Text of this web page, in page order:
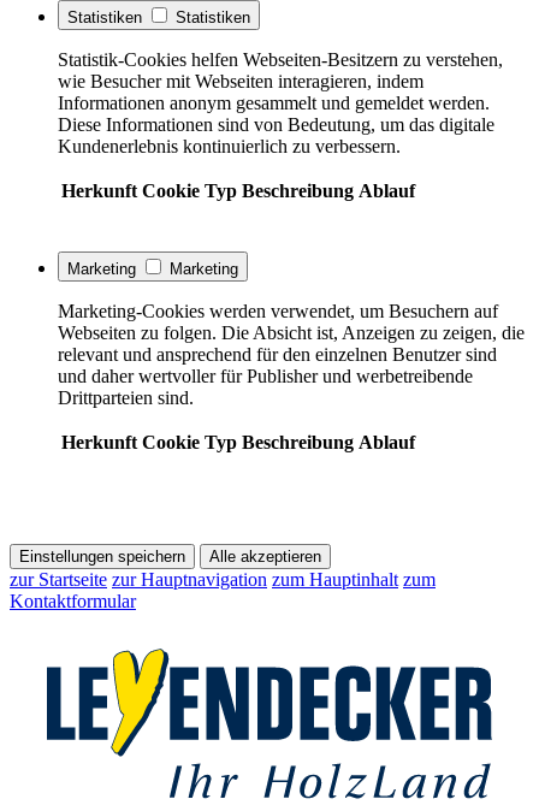
Statistiken Statistiken
Statistik-Cookies helfen Webseiten-Besitzern zu verstehen,
wie Besucher mit Webseiten interagieren, indem
Informationen anonym gesammelt und gemeldet werden.
Diese Informationen sind von Bedeutung, um das digitale
Kundenerlebnis kontinuierlich zu verbessern.
Herkunft Cookie Typ Beschreibung Ablauf
Marketing Marketing
Marketing-Cookies werden verwendet, um Besuchern auf
Webseiten zu folgen. Die Absicht ist, Anzeigen zu zeigen, die
relevant und ansprechend für den einzelnen Benutzer sind
und daher wertvoller für Publisher und werbetreibende
Drittparteien sind.
Herkunft Cookie Typ Beschreibung Ablauf
Einstellungen speichern Alle akzeptieren
zur Startseite zur Hauptnavigation zum Hauptinhalt zum
Kontaktformular